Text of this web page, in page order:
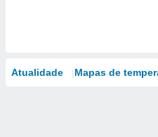
Atualidade Mapas de